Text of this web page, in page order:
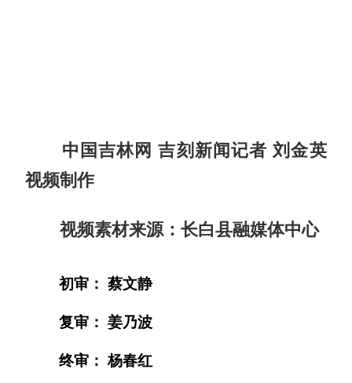
中国吉林网 吉刻新闻记者 刘金英
视频制作
视频素材来源：长白县融媒体中心
初审： 蔡文静
复审： 姜乃波
终审： 杨春红